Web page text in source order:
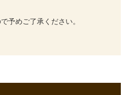
予めご了承ください。